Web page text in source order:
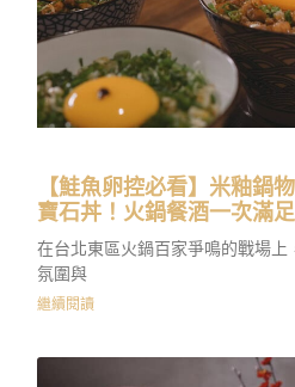
【鮭魚卵控必看】米釉鍋
寶石丼！火鍋餐酒一次滿足
在台北東區火鍋百家爭鳴的戰場上
氛圍與
繼續閱讀